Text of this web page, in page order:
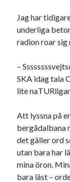
20 21 22
27 28 29
« feb apr »
Kategorier
Jag har
underliga
radion roar sig
–
SKA idag tala
lite
Att lyssna på
bergådalbana
det gäller ord
utan bara har
mina öron.
bara läst –